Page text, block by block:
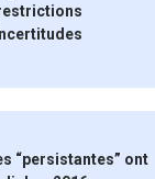
“persistantes” ont